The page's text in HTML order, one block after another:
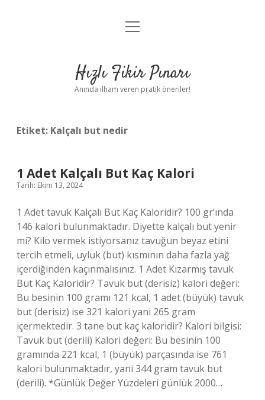
Anasayfa
Yasal Uyarı
menüyü
Hızlı Fikir Pınarı
Anında ilham veren pratik öneriler!
Etiket: Kalçalı but nedir
1 Adet Kalçalı But Kaç Kalori
Tarih: Ekim 13, 2024
1 Adet tavuk Kalçalı But Kaç Kaloridir? 100 gr’ında
146 kalori bulunmaktadır. Diyette kalçalı but yenir
mi? Kilo vermek istiyorsanız tavuğun beyaz etini
tercih etmeli, uyluk (but) kısmının daha fazla yağ
içerdiğinden kaçınmalısınız. 1 Adet Kızarmış tavuk
But Kaç Kaloridir? Tavuk but (derisiz) kalori değeri:
Bu besinin 100 gramı 121 kcal, 1 adet (büyük) tavuk
but (derisiz) ise 321 kalori yani 265 gram
içermektedir. 3 tane but kaç kaloridir? Kalori bilgisi:
Tavuk but (derili) Kalori değeri: Bu besinin 100
gramında 221 kcal, 1 (büyük) parçasında ise 761
kalori bulunmaktadır, yani 344 gram tavuk but
(derili). *Günlük Değer Yüzdeleri günlük 2000…